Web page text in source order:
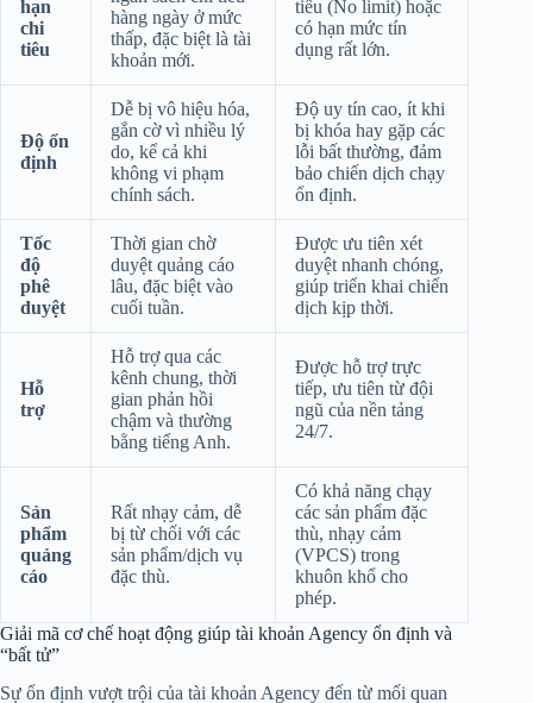
hạn
chi
tiêu
hàng ngày ở mức
thấp, đặc biệt là tài
khoản mới.
tiêu (No limit) hoặc
có hạn mức tín
dụng rất lớn.
Độ ổn
định
Dễ bị vô hiệu hóa,
gắn cờ vì nhiều lý
do, kể cả khi
không vi phạm
chính sách.
Độ uy tín cao, ít khi
bị khóa hay gặp các
lỗi bất thường, đảm
bảo chiến dịch chạy
ổn định.
Tốc
độ
phê
duyệt
Thời gian chờ
duyệt quảng cáo
lâu, đặc biệt vào
cuối tuần.
Được ưu tiên xét
duyệt nhanh chóng,
giúp triển khai chiến
dịch kịp thời.
Hỗ
trợ
Hỗ trợ qua các
kênh chung, thời
gian phản hồi
chậm và thường
bằng tiếng Anh.
Được hỗ trợ trực
tiếp, ưu tiên từ đội
ngũ của nền tảng
24/7.
Sản
phẩm
quảng
cáo
Rất nhạy cảm, dễ
bị từ chối với các
sản phẩm/dịch vụ
đặc thù.
Có khả năng chạy
các sản phẩm đặc
thù, nhạy cảm
(VPCS) trong
khuôn khổ cho
phép.
Giải mã cơ chế hoạt động giúp tài khoản Agency ổn định và
“bất tử”
Sự ổn định vượt trội của tài khoản Agency đến từ mối quan